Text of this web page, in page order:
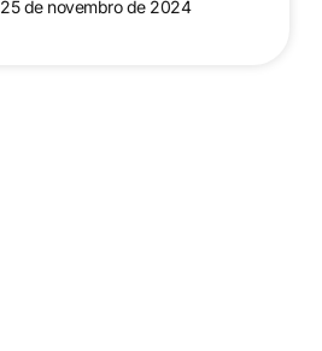
25 de novembro de 2024